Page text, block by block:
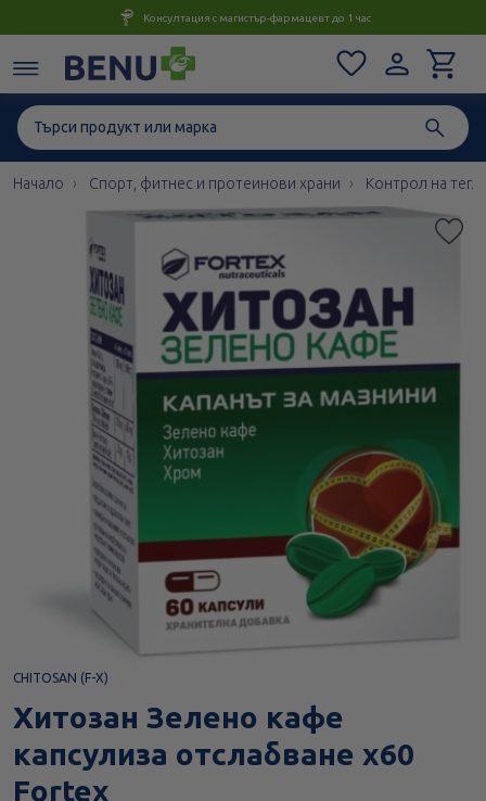
Консултация с магистър-фармацевт до 1 час
Начало Спорт, фитнес и протеинови храни Контрол на
CHITOSAN (F-X)
Хитозан Зелено кафе
капсулиза отслабване х60
Fortex